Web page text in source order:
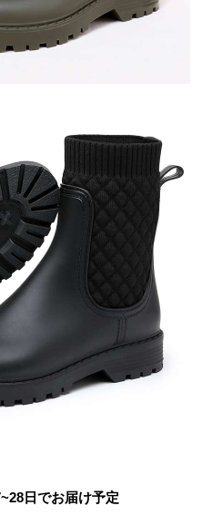
日でお届け予定